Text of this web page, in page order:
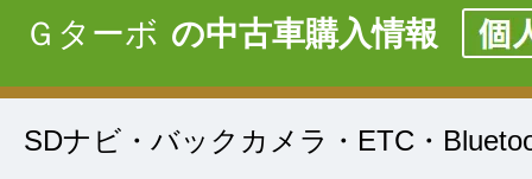
Ｇターボ の中古車購入情報
SDナビ・バックカメラ・ETC・